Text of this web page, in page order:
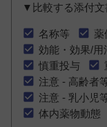
▼比較する添付文
名称等 薬
効能・効果/用
慎重投与
注意 - 高齢者
注意 - 乳小児
体内薬物動態